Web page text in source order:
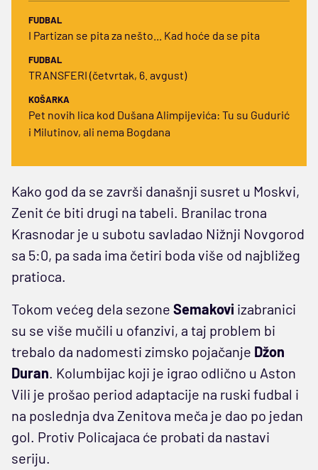
FUDBAL
I Partizan se pita za nešto... Kad hoće da se pita
FUDBAL
TRANSFERI (četvrtak, 6. avgust)
KOŠARKA
Pet novih lica kod Dušana Alimpijevića: Tu su Gudurić
i Milutinov, ali nema Bogdana
Kako god da se završi današnji susret u Moskvi,
Zenit će biti drugi na tabeli. Branilac trona
Krasnodar je u subotu savladao Nižnji Novgorod
sa 5:0, pa sada ima četiri boda više od najbližeg
pratioca.
Tokom većeg dela sezone Semakovi izabranici
su se više mučili u ofanzivi, a taj problem bi
trebalo da nadomesti zimsko pojačanje Džon
Duran. Kolumbijac koji je igrao odlično u Aston
Vili je prošao period adaptacije na ruski fudbal i
na poslednja dva Zenitova meča je dao po jedan
gol. Protiv Policajaca će probati da nastavi
seriju.